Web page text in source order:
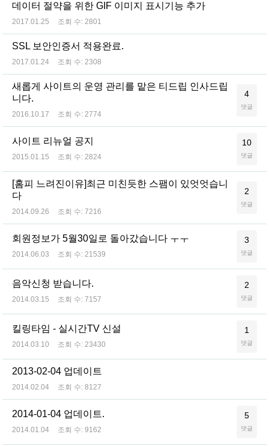
데이터 절약을 위한 GIF 이미지 표시기능 추가
2017.01.25 조회 수: 2801
SSL 보안인증서 적용완료.
2017.01.24 조회 수: 2308
새롭게 사이트의 운영 관리를 맡은 티드립 인사드립
니다.
2016.10.17 조회 수: 2774
4
댓글
사이트 리뉴얼 공지
2015.01.15 조회 수: 2824
10
댓글
[홈피 느려진이유]최근 미친듯한 스팸이 있엇엇습니
다
2014.09.26 조회 수: 7216
2
댓글
회원정보가 5월30일로 돌아갔습니다 ㅜㅜ
2014.06.03 조회 수: 21539
3
댓글
음악신청 받습니다.
2014.03.15 조회 수: 7157
2
댓글
킬링타임 - 실시간TV 신설
2014.03.10 조회 수: 23430
1
댓글
2013-02-04 업데이트
2014.02.04 조회 수: 8127
2014-01-04 업데이트.
2014.01.04 조회 수: 9162
5
댓글